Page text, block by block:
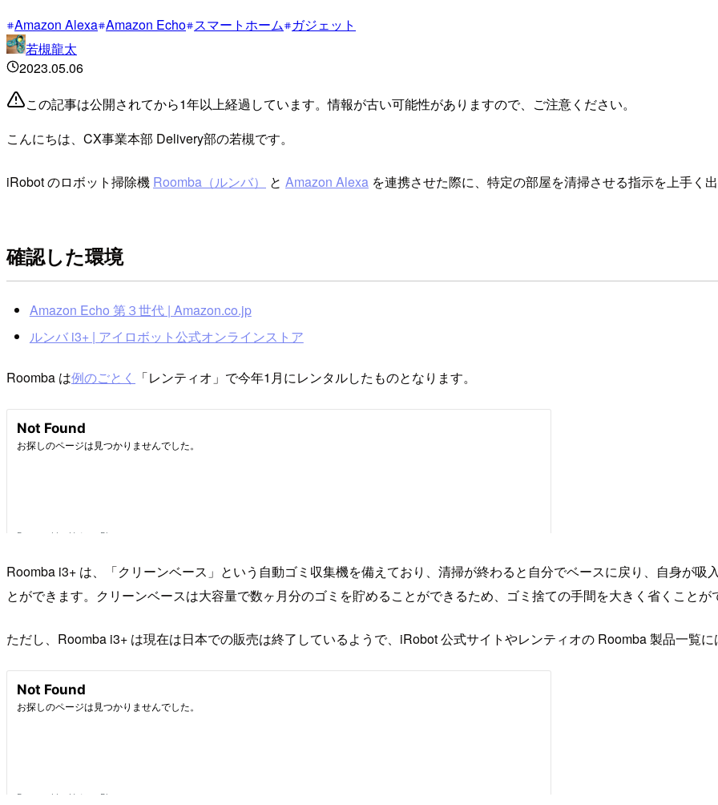
Amazon Alexa Amazon Echo スマートホーム ガジェット
若槻龍太
2023.05.06
この記事は公開されてから1年以上経過しています。情報が古い可能性がありますので、ご注意ください。
こんにちは、CX事業本部 Delivery部の若槻です。
iRobot のロボット掃除機 Roomba（ルンバ） と Amazon Alexa を連携させた際に、特定の部屋を清掃させる指示を上手く
確認した環境
Amazon Echo 第３世代 | Amazon.co.jp
ルンバ i3+ | アイロボット公式オンラインストア
Roomba は例のごとく 「レンティオ」で今年1月にレンタルしたものとなります。
Roomba i3+ は、「クリーンベース」という自動ゴミ収集機を備えており、清掃が終わると自分でベースに戻り、自身が
とができます。クリーンベースは大容量で数ヶ月分のゴミを貯めることができるため、ゴミ捨ての手間を大きく省くことが
ただし、Roomba i3+ は現在は日本での販売は終了しているようで、iRobot 公式サイトやレンティオの Roomba 製品一覧